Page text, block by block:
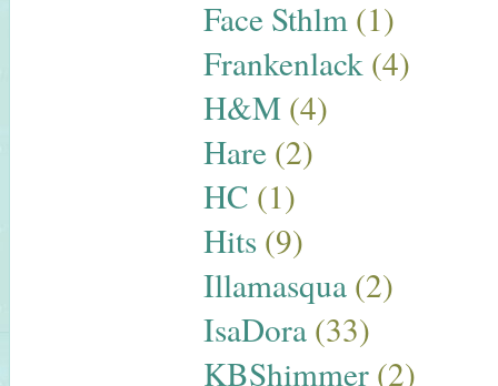
Face Sthlm (1)
Frankenlack (4)
H&M (4)
Hare (2)
HC (1)
Hits (9)
Illamasqua (2)
IsaDora (33)
KBShimmer (2)